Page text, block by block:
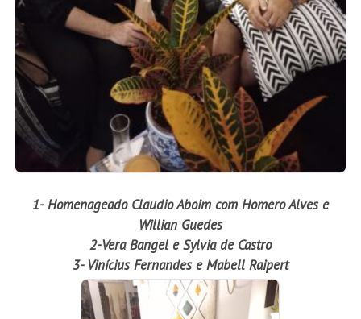
1- Homenageado Claudio Aboim com Homero Alves e
Willian Guedes
2-Vera Bangel e Sylvia de Castro
3- Vinícius Fernandes e Mabell Raipert